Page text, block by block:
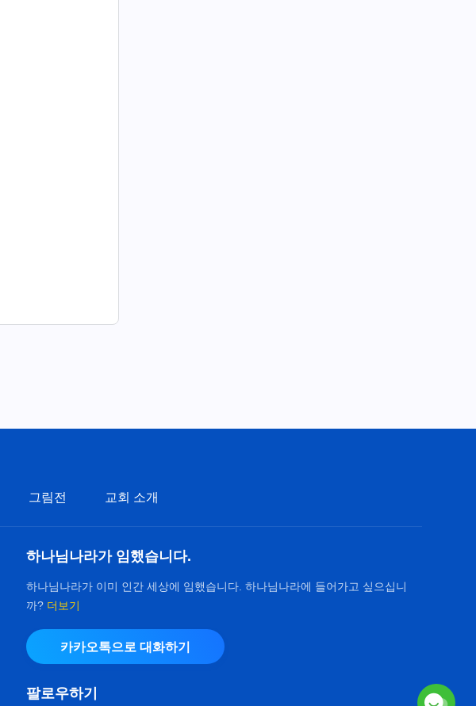
찬양 MV ＜지위를 귀히 여기는
4:48
그림전 교회 소개
하나님나라가 임했습니다.
하나님나라가 이미 인간 세상에 임했습니다. 하나님나라에 들어가고 싶으십니
까? 더보기
카카오톡으로 대화하기
팔로우하기